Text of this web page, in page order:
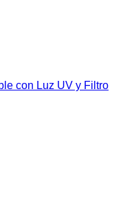
con Luz UV y Filtro